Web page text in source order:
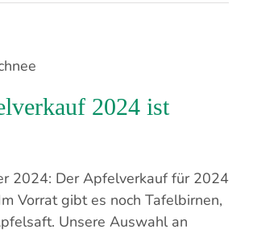
2024 ist
2024: Der Apfelverkauf für 2024
Vorrat gibt es noch Tafelbirnen,
Unsere Auswahl an